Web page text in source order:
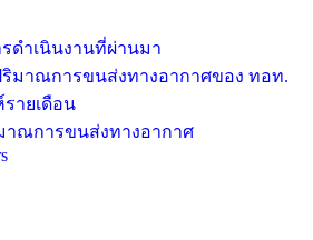
ดำเนินงานที่ผ่านมา
มาณการขนส่งทางอากาศของ ทอท.
ายเดือน
าณการขนส่งทางอากาศ